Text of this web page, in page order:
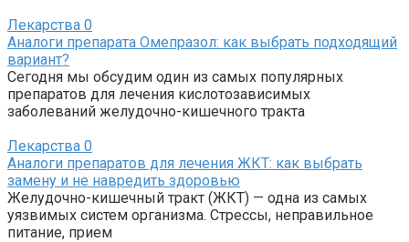
Лекарства 0
Аналоги препарата Омепразол: как выбрать подходящий
вариант?
Сегодня мы обсудим один из самых популярных
препаратов для лечения кислотозависимых
заболеваний желудочно-кишечного тракта
Лекарства 0
Аналоги препаратов для лечения ЖКТ: как выбрать
замену и не навредить здоровью
Желудочно-кишечный тракт (ЖКТ) — одна из самых
уязвимых систем организма. Стрессы, неправильное
питание, прием